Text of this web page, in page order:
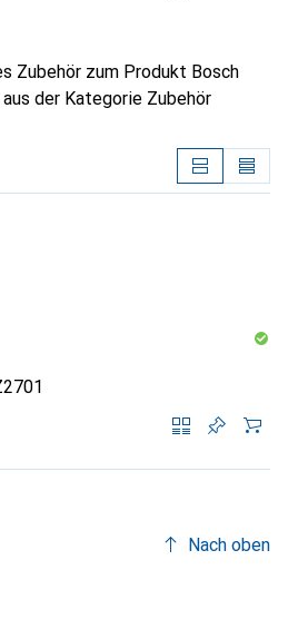
Zubehör zum Produkt Bosch
der Kategorie Zubehör
Nach oben